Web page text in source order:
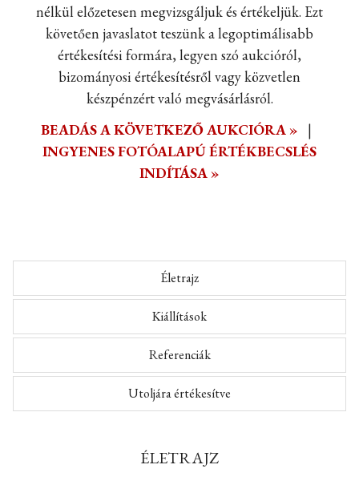
nélkül előzetesen megvizsgáljuk és értékeljük. Ezt
követően javaslatot teszünk a legoptimálisabb
értékesítési formára, legyen szó aukcióról,
bizományosi értékesítésről vagy közvetlen
készpénzért való megvásárlásról.
BEADÁS A KÖVETKEZŐ AUKCIÓRA »
|
INGYENES FOTÓALAPÚ ÉRTÉKBECSLÉS
INDÍTÁSA »
Életrajz
Kiállítások
Referenciák
Utoljára értékesítve
ÉLETRAJZ